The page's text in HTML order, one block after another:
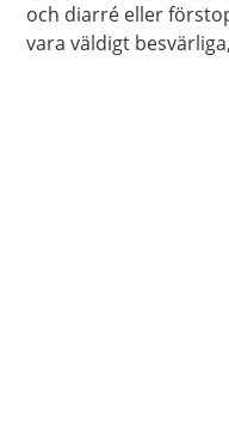
och diarré eller
vara väldigt